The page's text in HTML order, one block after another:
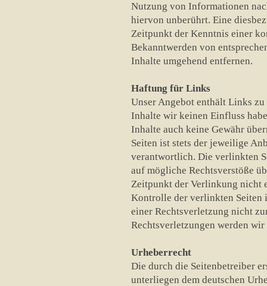
Nutzung von Informationen
hiervon unberührt. Eine
Zeitpunkt der Kenntnis einer
Bekanntwerden von
Inhalte umgehend entfernen.
Haftung für Links
Unser Angebot enthält Links
Inhalte wir keinen Einfluss
Inhalte auch keine Gewähr
Seiten ist stets der jeweilige
verantwortlich. Die verlinkten
auf mögliche Rechtsverstöße
Zeitpunkt der Verlinkung nicht
Kontrolle der verlinkten Seiten
einer Rechtsverletzung nicht
Rechtsverletzungen werden
Urheberrecht
Die durch die Seitenbetreiber
unterliegen dem deutschen